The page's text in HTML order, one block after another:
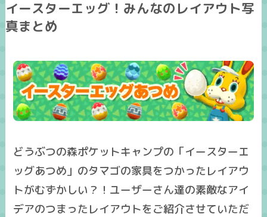
イースターエッグ！みんなのレイアウト写
真まとめ
どうぶつの森ポケットキャンプの「イースターエ
ッグあつめ」のタマゴの家具をつかったレイアウ
トがむずかしい？！ユーザーさん達の素敵なアイ
デアのつまったレイアウトをご紹介させていただ